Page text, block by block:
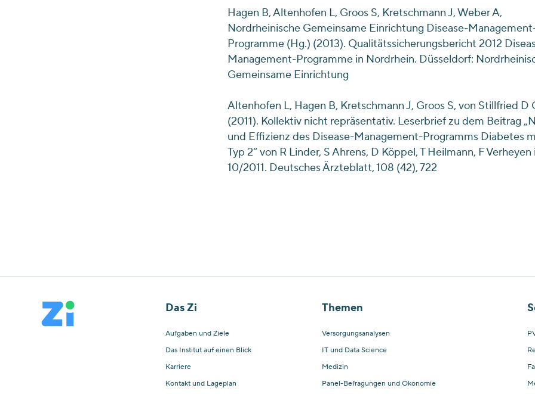
Hagen B, Altenhofen L, Groos S, Kretschmann J, Weber A,
Nordrheinische Gemeinsame Einrichtung Disease-
Programme (Hg.) (2013). Qualitätssicherungsbericht 2012
Management-Programme in Nordrhein. Düsseldorf:
Gemeinsame Einrichtung
Altenhofen L, Hagen B, Kretschmann J, Groos S, von Stillfried D
(2011). Kollektiv nicht repräsentativ. Leserbrief zu dem Beitrag
und Effizienz des Disease-Management-Programms Diabetes
Typ 2“ von R Linder, S Ahrens, D Köppel, T Heilmann, F
10/2011. Deutsches Ärzteblatt, 108 (42), 722
Das Zi
Aufgaben und Ziele
Das Institut auf einen Blick
Karriere
Kontakt und Lageplan
Themen
Versorgungsanalysen
IT und Data Science
Medizin
Panel-Befragungen und Ökonomie